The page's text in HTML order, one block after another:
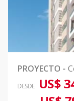
PROYECTO -
DESDE US$